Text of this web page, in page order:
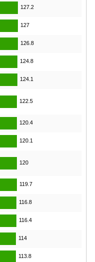
127.2
127
126.8
124.8
124.1
122.5
120.4
120.1
120
119.7
116.8
116.4
114
113.8